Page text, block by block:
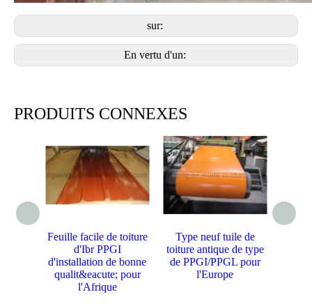
sur:
En vertu d'un:
PRODUITS CONNEXES
Feuille facile de toiture
d'Ibr PPGI
d'installation de bonne
qualit&eacute; pour
l'Afrique
Type neuf tuile de
toiture antique de type
de PPGI/PPGL pour
l'Europe